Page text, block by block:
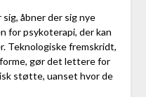
åbner der sig nye
for psykoterapi, der kan
Teknologiske fremskridt,
gør det lettere for
støtte, uanset hvor de